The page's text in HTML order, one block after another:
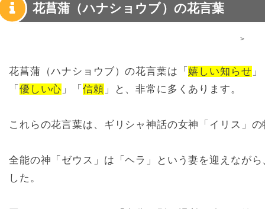
花菖蒲（ハナショウブ）の花言葉
>
花菖蒲（ハナショウブ）の花言葉は「嬉しい知らせ
「 優しい心 」「 信頼 」と、非常に多くあります。
これらの花言葉は、ギリシャ神話の女神「イリス」
全能の神「ゼウス」は「ヘラ」という妻を迎えなが
した。